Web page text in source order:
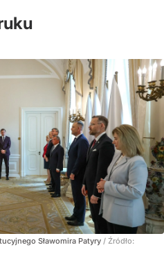
Sławomira Patyry / Źródło: